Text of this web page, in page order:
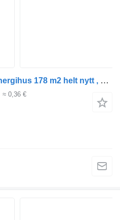
Hus stomme 1 plans lågenergihus 178 m2 helt nytt , omonterat
≈ 0,36 €